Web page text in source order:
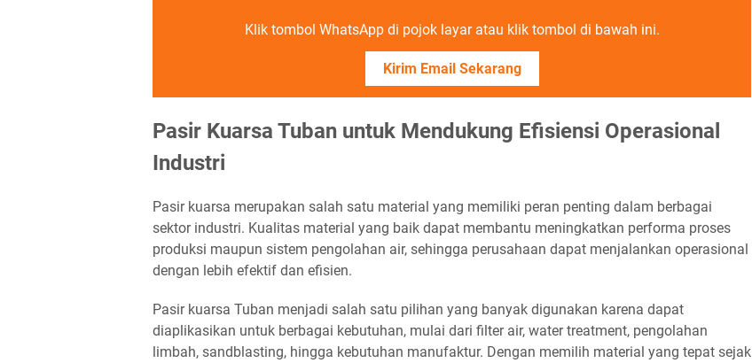
Klik tombol WhatsApp di pojok layar atau klik tombol di bawah ini.
Kirim Email Sekarang
Pasir Kuarsa Tuban untuk Mendukung Efisiensi Operasional
Industri
Pasir kuarsa merupakan salah satu material yang memiliki peran penting dalam berbagai
sektor industri. Kualitas material yang baik dapat membantu meningkatkan performa proses
produksi maupun sistem pengolahan air, sehingga perusahaan dapat menjalankan operasional
dengan lebih efektif dan efisien.
Pasir kuarsa Tuban menjadi salah satu pilihan yang banyak digunakan karena dapat
diaplikasikan untuk berbagai kebutuhan, mulai dari filter air, water treatment, pengolahan
limbah, sandblasting, hingga kebutuhan manufaktur. Dengan memilih material yang tepat sejak